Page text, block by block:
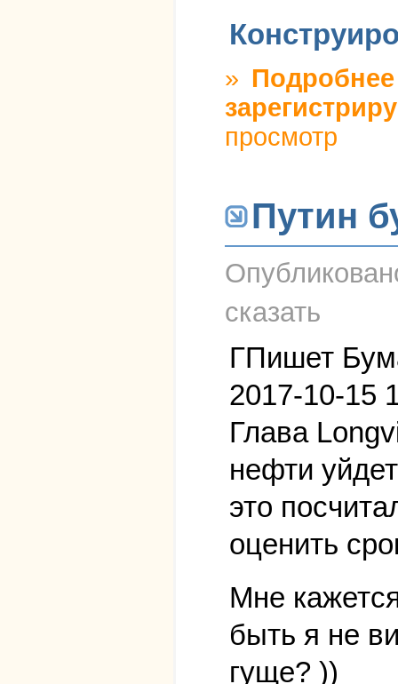
» Подробнее
просмотр
Путин
сказать
ГПишет
2017-10-15
Глава
нефти
это
оценить
Мне
быть я не
гуще? ))